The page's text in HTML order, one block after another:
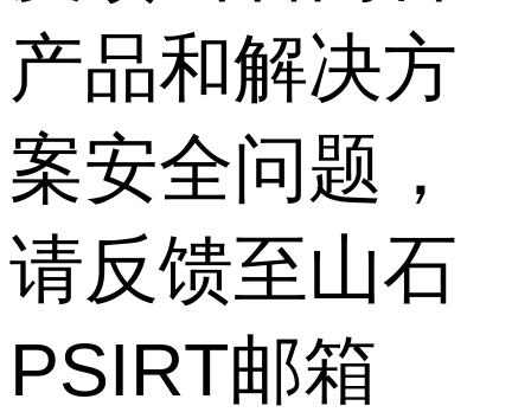
产品和解决方
案安全问题，
请反馈至山石
PSIRT邮箱